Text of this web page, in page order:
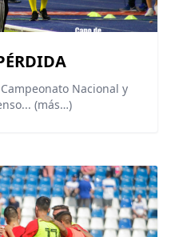
Nacional y
(más…)